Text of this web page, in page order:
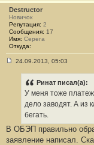
#
5
0
Destructor
Новичок
Репутация: 2
Сообщения: 17
Имя: Cерега
Откуда:
е
#
5
24.09.2013, 05:03
Ринат писал(а):
У меня тоже
дело заводят. А из
бегать.
В ОБЭП правильно
заявление написал.